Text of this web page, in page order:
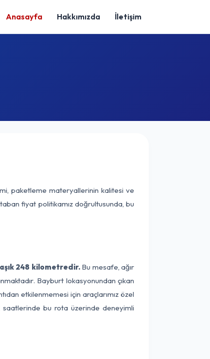
Anasayfa Hakkımızda İletişim
paketleme materyallerinin kalitesi ve
fiyat politikamız doğrultusunda, bu
248 kilometredir.Bu mesafe, ağır
Bayburt lokasyonundan çıkan
etkilenmemesi için araçlarımız özel
saatlerinde bu rota üzerinde deneyimli